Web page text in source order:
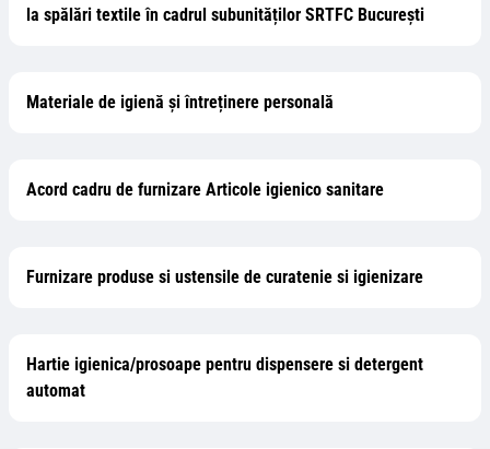
la spălări textile în cadrul subunităților SRTFC București
Materiale de igienă și întreținere personală
Acord cadru de furnizare Articole igienico sanitare
Furnizare produse si ustensile de curatenie si igienizare
Hartie igienica/prosoape pentru dispensere si detergent
automat